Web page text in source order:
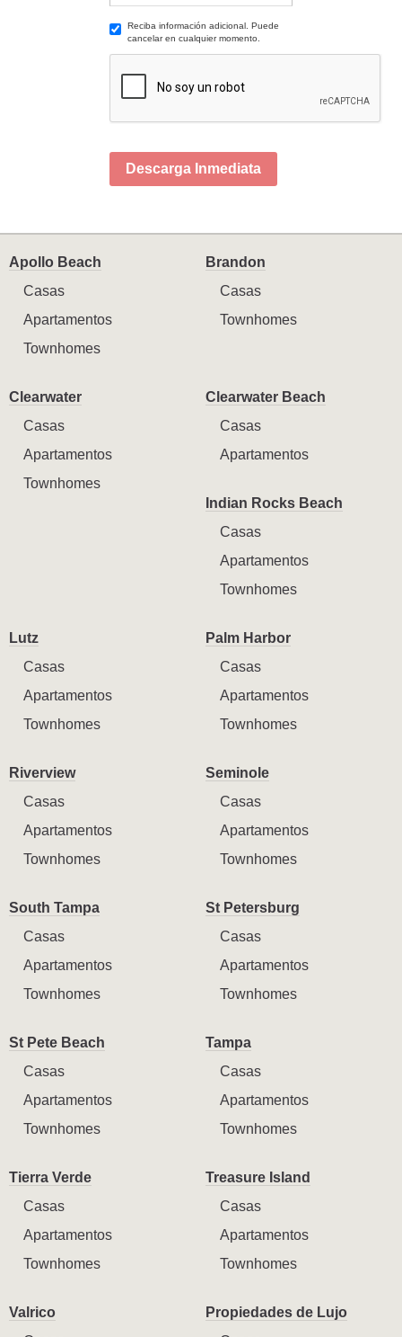
Reciba información adicional. Puede
cancelar en cualquier momento.
Descarga Inmediata
Apollo Beach
Casas
Apartamentos
Townhomes
Brandon
Casas
Townhomes
Clearwater
Casas
Apartamentos
Townhomes
Clearwater Beach
Casas
Apartamentos
Indian Rocks Beach
Casas
Apartamentos
Townhomes
Lutz
Casas
Apartamentos
Townhomes
Palm Harbor
Casas
Apartamentos
Townhomes
Riverview
Casas
Apartamentos
Townhomes
Seminole
Casas
Apartamentos
Townhomes
South Tampa
Casas
Apartamentos
Townhomes
St Petersburg
Casas
Apartamentos
Townhomes
St Pete Beach
Casas
Apartamentos
Townhomes
Tampa
Casas
Apartamentos
Townhomes
Tierra Verde
Casas
Apartamentos
Townhomes
Treasure Island
Casas
Apartamentos
Townhomes
Valrico
Propiedades de Lujo